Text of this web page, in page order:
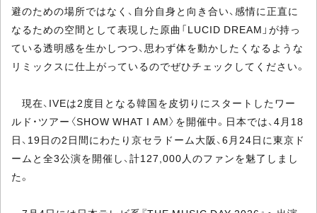
避のための場所ではなく、自分自身と向き合い、感情に正直に
なるための空間として表現した原曲「LUCID DREAM」が持っ
ている透明感を生かしつつ、思わず体を動かしたくなるような
リミックスに仕上がっているのでぜひチェックしてください。
現在、IVEは2度目となる韓国を皮切りにスタートしたワー
ルド・ツアー〈SHOW WHAT I AM〉を開催中。日本では、4月18
日、19日の2日間にわたり京セラドーム大阪、6月24日に東京ド
ームと全3公演を開催し、計127,000人のファンを魅了しまし
た。